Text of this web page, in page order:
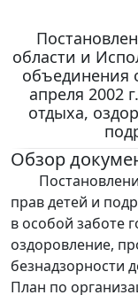
области и
объединения
апреля 2002
отдыха,
Обзор
прав детей и
в особой заботе
оздоровление,
безнадзорности
План по